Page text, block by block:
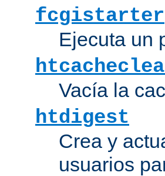
fcgistarter
Ejecuta un
Vacía la
htdigest
Crea y
usuarios